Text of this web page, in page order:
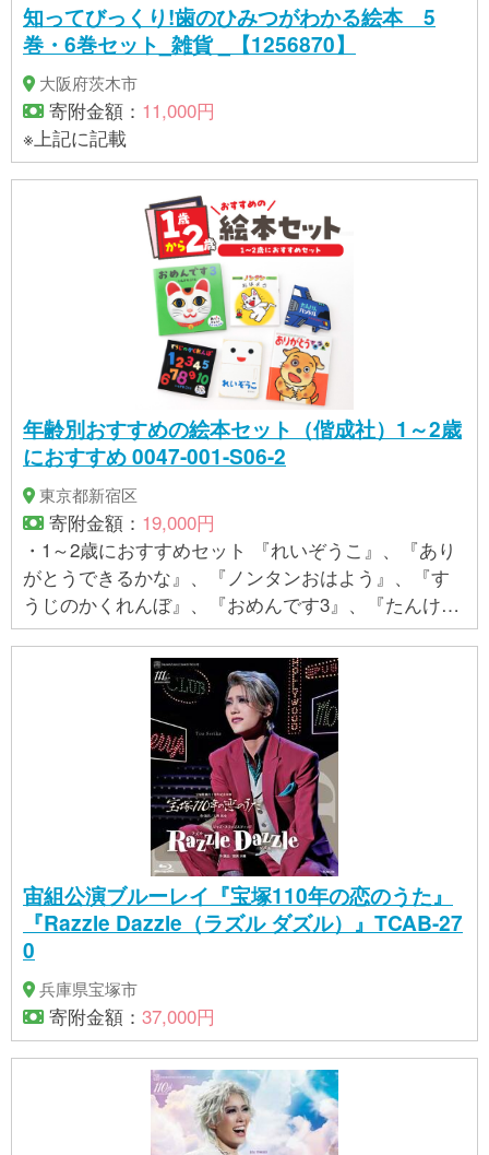
知ってびっくり!歯のひみつがわかる絵本 5
巻・6巻セット_雑貨 _【1256870】
大阪府茨木市
寄附金額： 11,000円
※上記に記載
年齢別おすすめの絵本セット（偕成社）1～2歳
におすすめ 0047-001-S06-2
東京都新宿区
寄附金額： 19,000円
・1～2歳におすすめセット 『れいぞうこ』、『あり
がとうできるかな』、『ノンタンおはよう』、『す
うじのかくれんぼ』、『おめんです3』、『たんけん
ハンドル うちゅうせん』各1冊の計6冊
宙組公演ブルーレイ『宝塚110年の恋のうた』
『Razzle Dazzle（ラズル ダズル）』TCAB-27
0
兵庫県宝塚市
寄附金額： 37,000円